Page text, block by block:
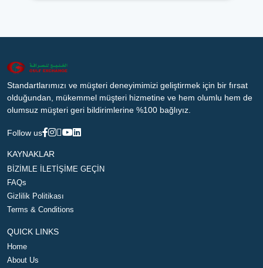
Standartlarımızı ve müşteri deneyimimizi geliştirmek için bir fırsat
olduğundan, mükemmel müşteri hizmetine ve hem olumlu hem de
olumsuz müşteri geri bildirimlerine %100 bağlıyız.
Follow us
KAYNAKLAR
BİZİMLE İLETİŞİME GEÇİN
FAQs
Gizlilik Politikası
Terms & Conditions
QUICK LINKS
Home
About Us